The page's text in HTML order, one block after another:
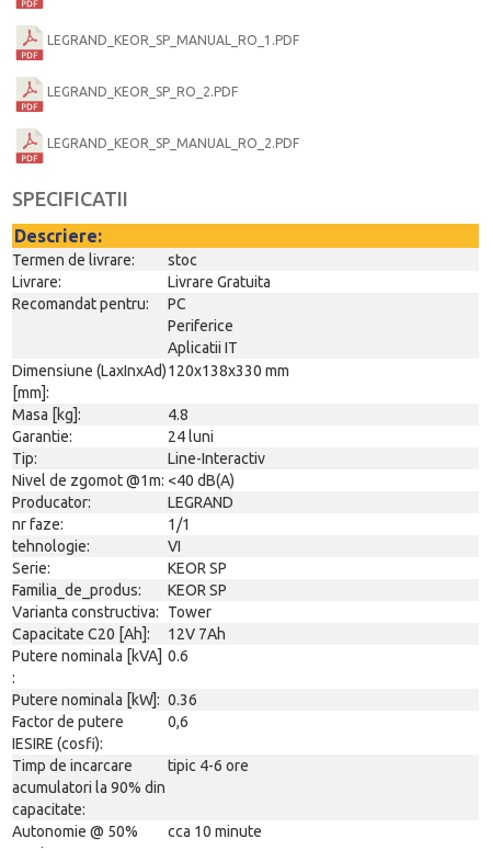
LEGRAND_KEOR_SP_MANUAL_RO_1.PDF
LEGRAND_KEOR_SP_RO_2.PDF
LEGRAND_KEOR_SP_MANUAL_RO_2.PDF
SPECIFICATII
Descriere:
Termen de livrare:
stoc
Livrare:
Livrare Gratuita
Recomandat pentru:
PC
Periferice
Aplicatii IT
Dimensiune (LaxInxAd)
[mm]:
120x138x330 mm
Masa [kg]:
4.8
Garantie:
24 luni
Tip:
Line-Interactiv
Nivel de zgomot @1m: <40 dB(A)
Producator:
LEGRAND
nr faze:
1/1
tehnologie:
VI
Serie:
KEOR SP
Familia_de_produs:
KEOR SP
Varianta constructiva:
Tower
Capacitate C20 [Ah]:
12V 7Ah
Putere nominala [kVA]
:
0.6
Putere nominala [kW]: 0.36
Factor de putere
IESIRE (cosfi):
0,6
Timp de incarcare
acumulatori la 90% din
capacitate:
tipic 4-6 ore
Autonomie @ 50%
cca 10 minute